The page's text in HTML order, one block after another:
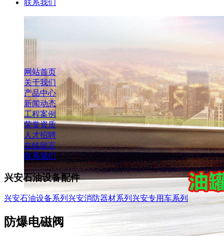
联系我们
网站首页
关于我们
产品中心
新闻动态
工程案例
荣誉资质
人才招聘
在线留言
联系我们
兴安石油设备配件
兴安石油设备系列 兴安消防器材系列 兴安专用车系列
防爆电磁阀